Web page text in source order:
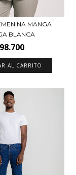
MANGA
BLANCA
AL CARRITO